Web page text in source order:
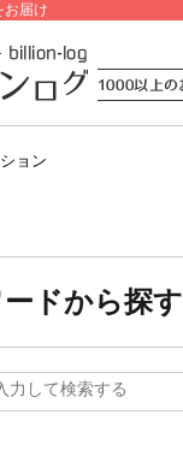
お届け
ョン
ドから探す